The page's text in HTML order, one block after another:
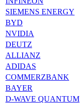
SIEMENS ENERGY
BYD
NVIDIA
DEUTZ
ALLIANZ
ADIDAS
COMMERZBANK
BAYER
D-WAVE QUANTUM